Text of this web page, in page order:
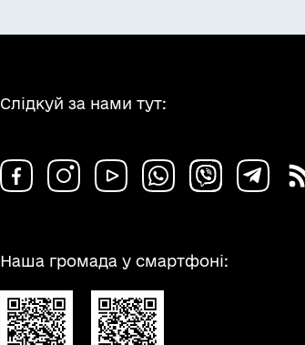
Слідкуй за нами тут:
Наша громада у смартфоні: